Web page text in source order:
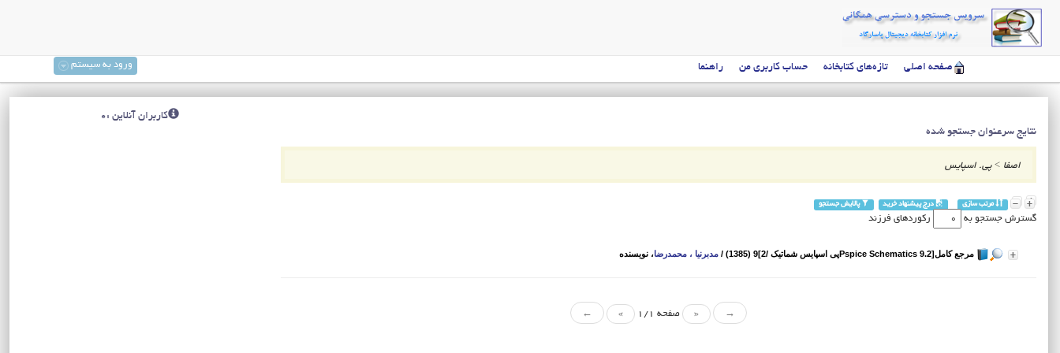
صفحه اصلی تازه‌های کتابخانه حساب کاربری من راهنما ورود به سیستم
نتایج سرعنوان جستجو شده
اصفا >پی. اسپایس
مرتب سازی درج پیشنهاد خرید پالایش جستجو
گسترش جستجو به رکوردهای فرزند
مرجع کامل[Pspice Schematics 9.2پی اسپایس شماتیک /2]9 (1385) / مدبرنیا ، محمدرضا، نویسنده
→
« صفحه 1/1 »
←
کاربران آنلاین :0